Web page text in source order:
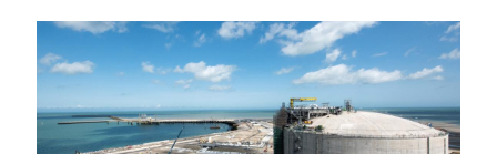
Image